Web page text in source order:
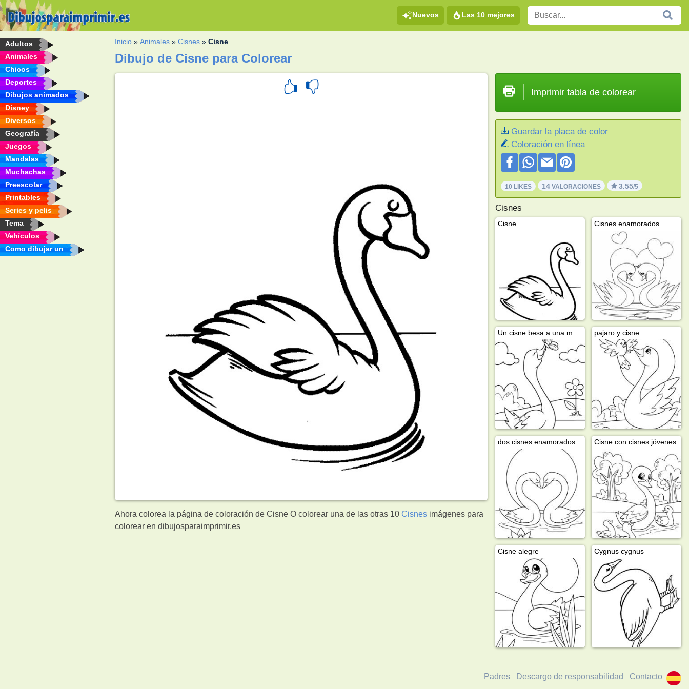
Nuevos Las 10 mejores
Adultos
Animales
Chicos
Deportes
Dibujos animados
Disney
Diversos
Geografía
Juegos
Mandalas
Muchachas
Preescolar
Printables
Series y pelis
Tema
Vehículos
Como dibujar un
Inicio »Animales »Cisnes »Cisne
Dibujo de Cisne para Colorear
Ahora colorea la página de coloración de Cisne O colorear una de las otras 10Cisnes imágenes para
colorear en dibujosparaimprimir.es
Imprimir tabla de colorear
Guardar la placa de color
Coloración en línea
10 LIKES 14VALORACIONES 3.55/5
Cisnes
Cisne Cisnes enamorados
pajaro y cisne
dos cisnes enamorados Cisne con cisnes jóvenes
Cisne alegre Cygnus cygnus
Padres Descargo de responsabilidad Contacto